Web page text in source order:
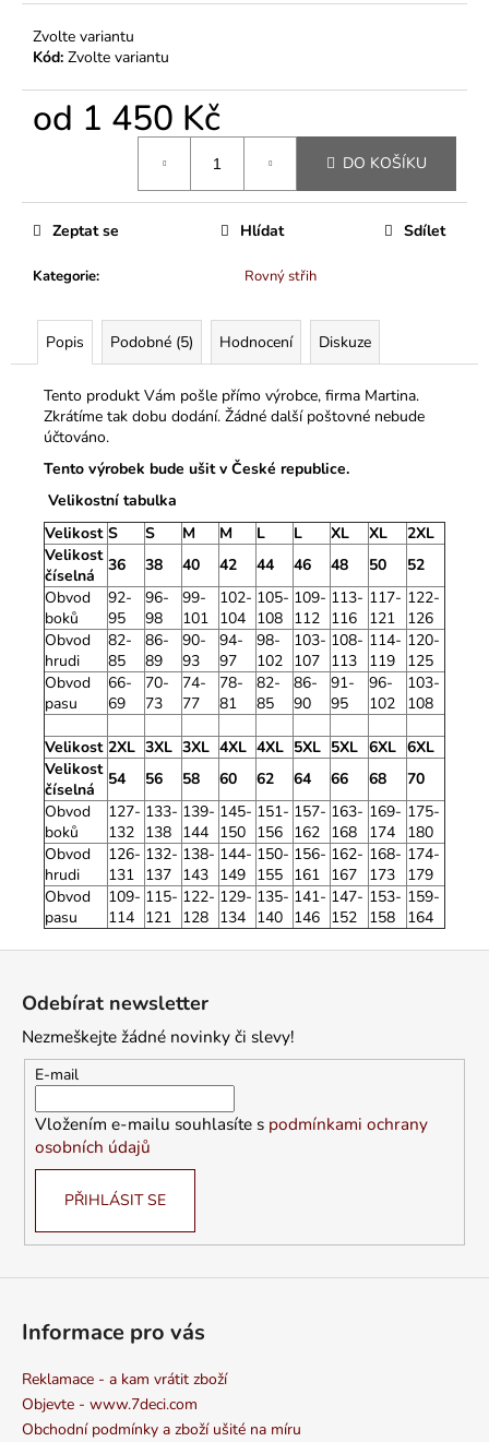
Zvolte variantu
Kód: Zvolte variantu
od 1 450 Kč
DO KOŠÍKU
Kategorie: Rovný střih
Zeptat se Hlídat Sdílet
Popis Podobné (5) Hodnocení Diskuze
Tento produkt Vám pošle přímo výrobce, firma Martina.
Zkrátíme tak dobu dodání. Žádné další poštovné nebude
účtováno.
Tento výrobek bude ušit v České republice.
Velikostní tabulka
Velikost S S M M L L XL XL
2XL
Velikost
číselná
36 38 40 42 44 46 48 50
52
Obvod
boků
92-
95
96-
98
99-
101
102-
104
105-
108
109-
112
113-
116
117-
121
122-
126
Obvod
hrudi
82-
85
86-
89
90-
93
94-
97
98-
102
103-
107
108-
113
114-
119
120-
125
Obvod
pasu
66-
69
70-
73
74-
77
78-
81
82-
85
86-
90
91-
95
96-
102
103-
108
Velikost 2XL 3XL 3XL 4XL 4XL 5XL 5XL 6XL 6XL
Velikost
číselná
54 56 58 60 62 64 66 68
70
Obvod
boků
127-
132
133-
138
139-
144
145-
150
151-
156
157-
162
163-
168
169-
174
175-
180
Obvod
hrudi
126-
131
132-
137
138-
143
144-
149
150-
155
156-
161
162-
167
168-
173
174-
179
Obvod
pasu
109-
114
115-
121
122-
128
129-
134
135-
140
141-
146
147-
152
153-
158
159-
164
Odebírat newsletter
Nezmeškejte žádné novinky či slevy!
E-mail
Vložením e-mailu souhlasíte s podmínkami ochrany
osobních údajů
PŘIHLÁSIT SE
Informace pro vás
Reklamace - a kam vrátit zboží
Objevte - www.7deci.com
Obchodní podmínky a zboží ušité na míru